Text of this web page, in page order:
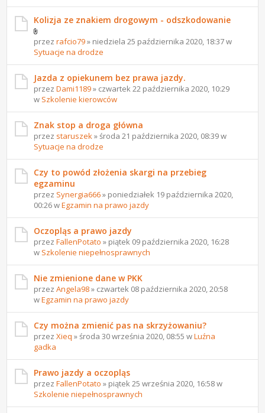
Kolizja ze znakiem drogowym - odszkodowanie
przezrafcio79» niedziela 25 października 2020, 18:37 w
Sytuacje na drodze
Jazda z opiekunem bez prawa jazdy.
przezDami1189» czwartek 22 października 2020, 10:29
w Szkolenie kierowców
Znak stop a droga główna
przez staruszek » środa 21 października 2020, 08:39 w
Sytuacje na drodze
Czy to powód złożenia skargi na przebieg
egzaminu
przez Synergia666» poniedziałek 19 października 2020,
00:26 wEgzamin na prawo jazdy
Oczopląs a prawo jazdy
przezFallenPotato » piątek 09 października 2020, 16:28
w Szkolenie niepełnosprawnych
Nie zmienione dane w PKK
przezAngela98» czwartek 08 października 2020, 20:58
wEgzamin na prawo jazdy
Czy można zmienić pas na skrzyżowaniu?
przezXieq » środa 30 września 2020, 08:55 wLuźna
gadka
Prawo jazdy a oczopląs
przezFallenPotato » piątek 25 września 2020, 16:58 w
Szkolenie niepełnosprawnych